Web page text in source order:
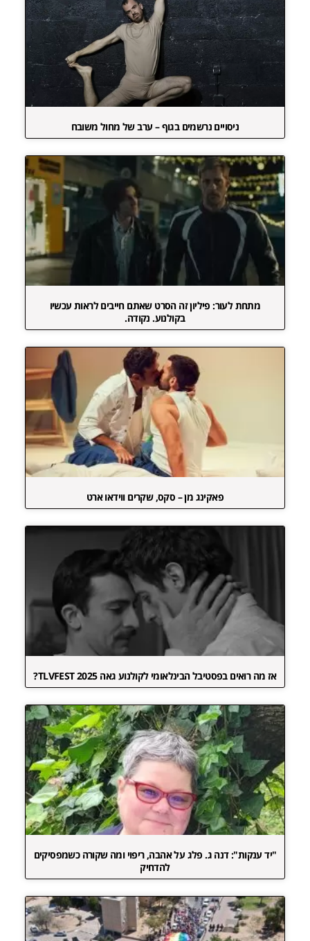
ניסויים נרשמים בגוף – ערב של מחול משובח
מתחת לעור: פיליון זה הסרט שאתם חייבים לראות עכשיו
בקולנוע. נקודה.
פאקינג מן – סקס, שקרים ווידאו ארט
אז מה רואים בפסטיבל הבינלאומי לקולנוע גאה TLVFEST 2025?
"יד ענקות": דנה ג. פלג על אהבה, ריפוי ומה שקורה כשמפסיקים
להדחיק